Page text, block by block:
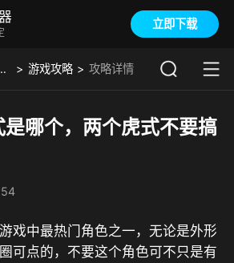
立即下载
日服） 游戏攻略 攻略详情
哪个，两个虎式不要搞
戏中最热门角色之一，无论是外形
可点的，不要这个角色可不只是有